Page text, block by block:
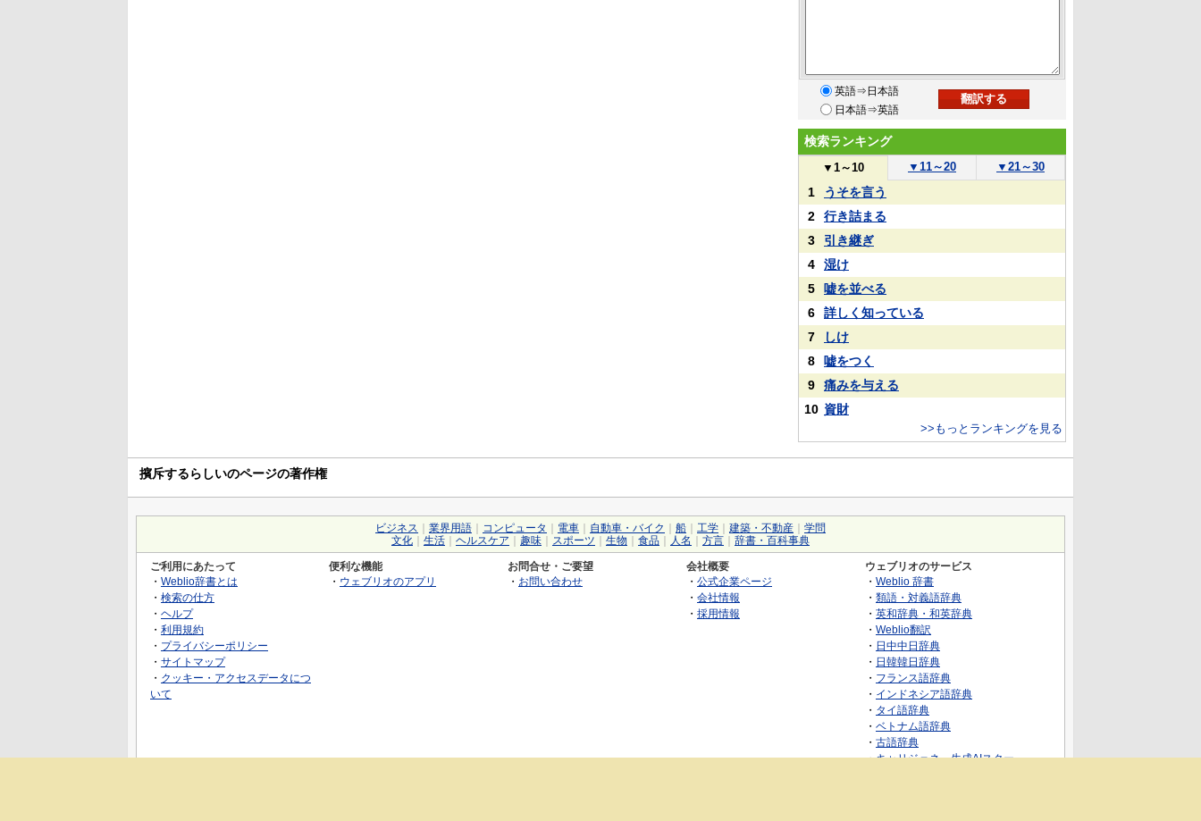
英語⇒日本語
日本語⇒英語
検索ランキング
▼ 1～10 ▼ 11～20 ▼ 21～30
1
うそを言う
2
行き詰まる
3
引き継ぎ
4
湿け
5
嘘を並べる
6
詳しく知っている
7
しけ
8
嘘をつく
9
痛みを与える
10 資財
>>もっとランキングを見る
擯斥するらしいのページの著作権
ビジネス 業界用語 コンピュータ 電車 自動車・バイク 船 工学 建築・不動産
学問
文化
生活 ヘルスケア 趣味 スポーツ 生物 食品 人名 方言 辞書・百科事典
ご利用にあたって
・ Weblio辞書とは
・ 検索の仕方
・ ヘルプ
・ 利用規約
・ プライバシーポリシー
・ サイトマップ
・ クッキー・アクセスデータにつ
いて
便利な機能
・ ウェブリオのアプリ
お問合せ・ご要望
・ お問い合わせ
会社概要
・ 公式企業ページ
・ 会社情報
・ 採用情報
ウェブリオのサービス
・ Weblio 辞書
・ 類語・対義語辞典
・ 英和辞典・和英辞典
・ Weblio翻訳
・ 日中中日辞典
・ 日韓韓日辞典
・ フランス語辞典
・ インドネシア語辞典
・ タイ語辞典
・ ベトナム語辞典
・ 古語辞典
・キャリジェネ～生成AIスクー